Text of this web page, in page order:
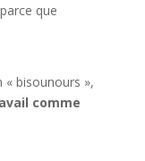
que
« bisounours »,
comme